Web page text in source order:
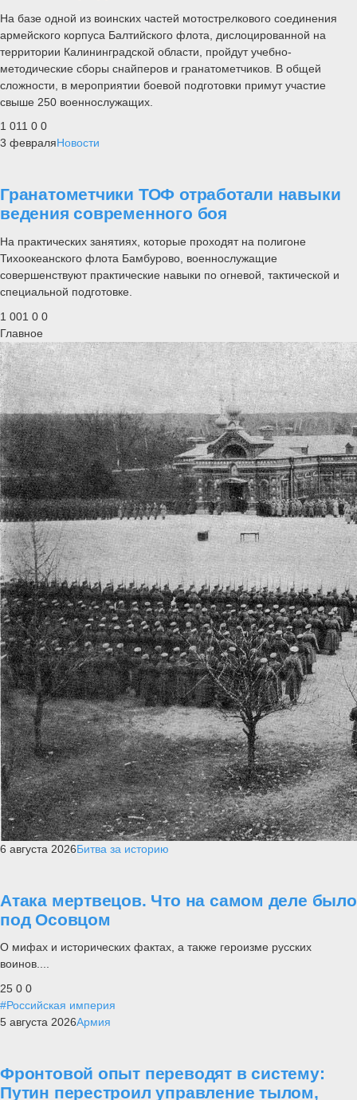
На базе одной из воинских частей мотострелкового соединения
армейского корпуса Балтийского флота, дислоцированной на
территории Калининградской области, пройдут учебно-
методические сборы снайперов и гранатометчиков. В общей
сложности, в мероприятии боевой подготовки примут участие
свыше 250 военнослужащих.
1 011 0 0
3 февраляНовости
Гранатометчики ТОФ отработали навыки
ведения современного боя
На практических занятиях, которые проходят на полигоне
Тихоокеанского флота Бамбурово, военнослужащие
совершенствуют практические навыки по огневой, тактической и
специальной подготовке.
1 001 0 0
Главное
6 августа 2026Битва за историю
Атака мертвецов. Что на самом деле было
под Осовцом
О мифах и исторических фактах, а также героизме русских
воинов....
25 0 0
#Российская империя
5 августа 2026Армия
Фронтовой опыт переводят в систему:
Путин перестроил управление тылом,